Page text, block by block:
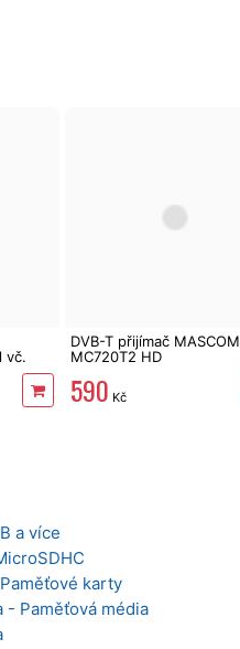
vč.
DVB-T přijímač MASCOM
MC720T2 HD
590 Kč
a více
karty
Paměťová média